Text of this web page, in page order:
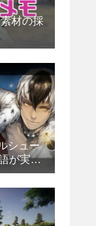
材の採
シュー
が実